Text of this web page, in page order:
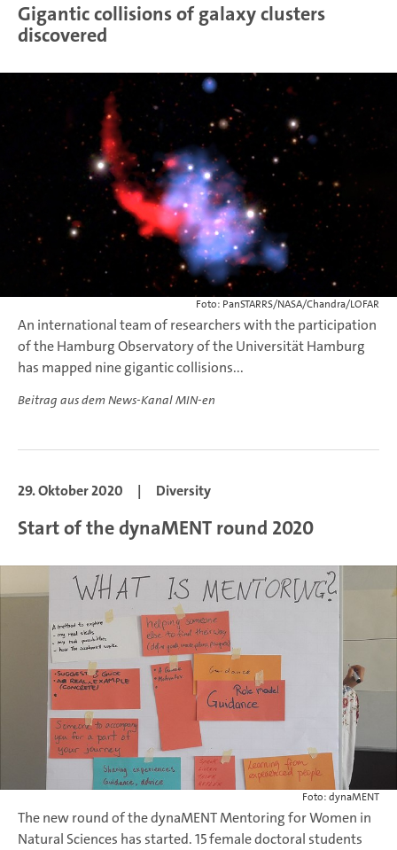
Gigantic collisions of galaxy clusters
discovered
Foto: PanSTARRS/NASA/Chandra/LOFAR
An international team of researchers with the participation
of the Hamburg Observatory of the Universität Hamburg
has mapped nine gigantic collisions...
Beitrag aus dem News-Kanal MIN-en
29. Oktober 2020 | Diversity
Start of the dynaMENT round 2020
Foto: dynaMENT
The new round of the dynaMENT Mentoring for Women in
Natural Sciences has started. 15 female doctoral students